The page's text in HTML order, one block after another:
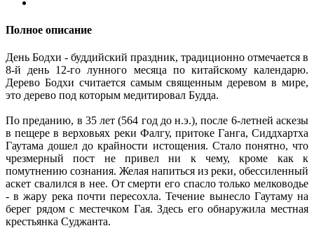
Полное описание
День Бодхи - буддийский праздник, традиционно отмечается в
8-й день 12-го лунного месяца по китайскому календарю.
Дерево Бодхи считается самым священным деревом в мире,
это дерево под которым медитировал Будда.
По преданию, в 35 лет (564 год до н.э.), после 6-летней аскезы
в пещере в верховьях реки Фалгу, притоке Ганга, Сиддхартха
Гаутама дошел до крайности истощения. Стало понятно, что
чрезмерный пост не привел ни к чему, кроме как к
помутнению сознания. Желая напиться из реки, обессиленный
аскет свалился в нее. От смерти его спасло только мелководье
- в жару река почти пересохла. Течение вынесло Гаутаму на
берег рядом с местечком Гая. Здесь его обнаружила местная
крестьянка Суджанта.